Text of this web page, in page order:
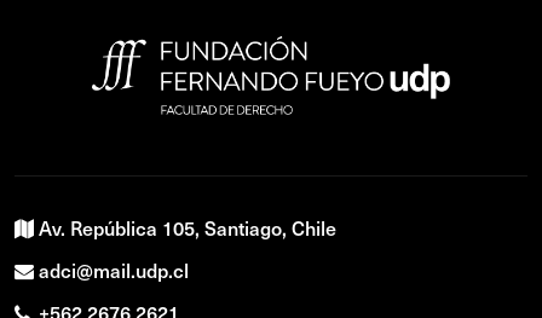
Av. República 105, Santiago, Chile
adci@mail.udp.cl
+562 2676 2621